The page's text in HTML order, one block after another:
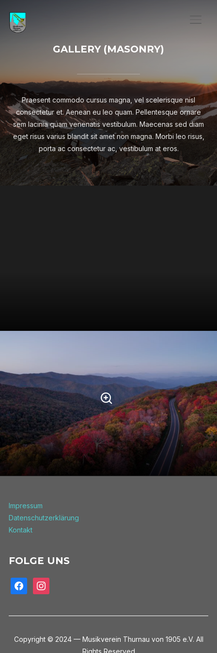
GALLERY (MASONRY)
Praesent commodo cursus magna, vel scelerisque nisl
consectetur et. Aenean eu leo quam. Pellentesque ornare
sem lacinia quam venenatis vestibulum. Maecenas sed diam
eget risus varius blandit sit amet non magna. Morbi leo risus,
porta ac consectetur ac, vestibulum at eros.
Impressum
Datenschutzerklärung
Kontakt
FOLGE UNS
facebookinstagram
Copyright © 2024 — Musikverein Thurnau von 1905 e.V. All